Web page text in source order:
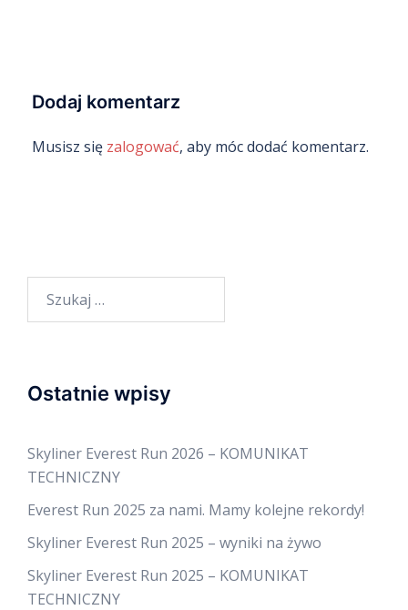
Dodaj komentarz
Musisz się zalogować, aby móc dodać komentarz.
Ostatnie wpisy
Skyliner Everest Run 2026 – KOMUNIKAT
TECHNICZNY
Everest Run 2025 za nami. Mamy kolejne rekordy!
Skyliner Everest Run 2025 – wyniki na żywo
Skyliner Everest Run 2025 – KOMUNIKAT
TECHNICZNY